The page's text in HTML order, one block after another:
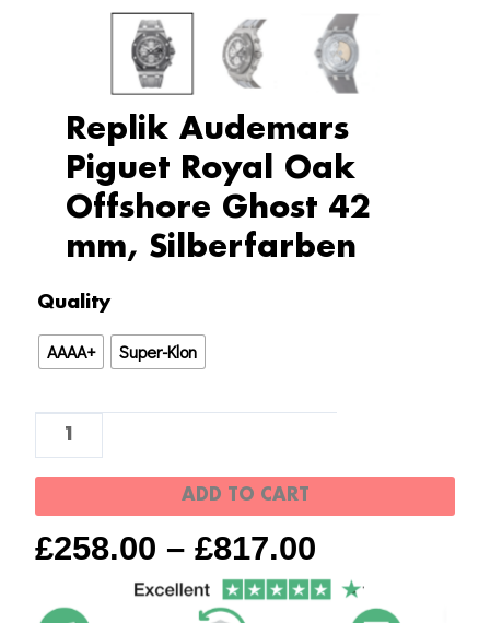
Replik Audemars
Piguet Royal Oak
Offshore Ghost 42
mm, Silberfarben
£258.00 – £817.00
Quality
AAAA+ Super-Klon
Replik
Piguet
Oak
Ghost
42
mm,
quantity
ADD TO CART